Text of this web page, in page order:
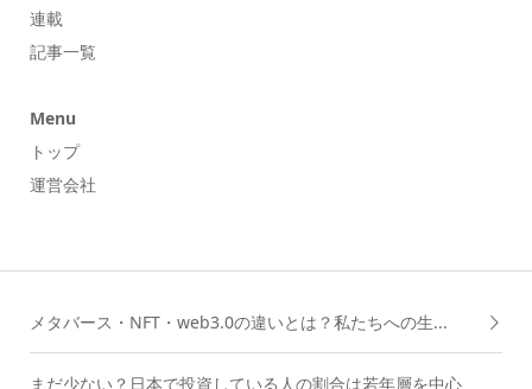
連載
記事一覧
Menu
トップ
運営会社
メタバース・NFT・web3.0の違いとは？私たちへの生...
まだ少ない？日本で投資している人の割合は若年層を中心